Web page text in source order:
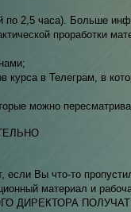
по 2,5 часа). Больше
проработки
курса в Телеграм, в
можно
если Вы что-то
материал и
ДИРЕКТОРА